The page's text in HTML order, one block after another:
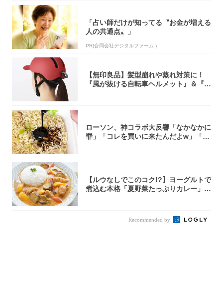
「占い師だけが知ってる〝お金が増える
人の共通点〟」
PR(合同会社デジタルファーム )
【無印良品】髪型崩れや蒸れ対策に！
『風が抜ける自転車ヘルメット』＆『2
ローソン、神コラボ大反響「なかなかに
罪」「コレを買いに来たんだよw」「３
【ルウなしでこのコク!?】ヨーグルトで
煮込む本格「夏野菜たっぷりカレー」作
Recommended by